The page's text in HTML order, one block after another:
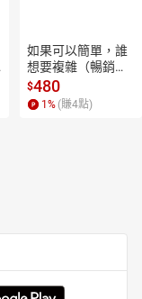
如果可以簡單，誰
想要複雜（暢銷經
典新編版）【電子
書】
$480
1 % (賺4點)